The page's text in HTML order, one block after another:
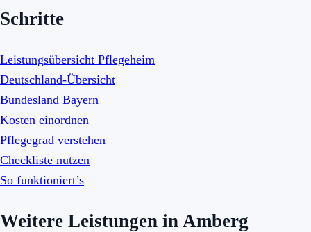
Schritte
Leistungsübersicht Pflegeheim
Deutschland-Übersicht
Bundesland Bayern
Kosten einordnen
Pflegegrad verstehen
Checkliste nutzen
So funktioniert’s
Weitere Leistungen in Amberg